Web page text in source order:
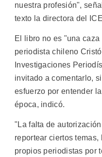
nuestra profesión",
texto la directora del
El libro no es "una caza
periodista chileno
Investigaciones
invitado a comentarlo,
esfuerzo por entender
época, indicó.
"La falta de
reportear ciertos
propios periodistas por